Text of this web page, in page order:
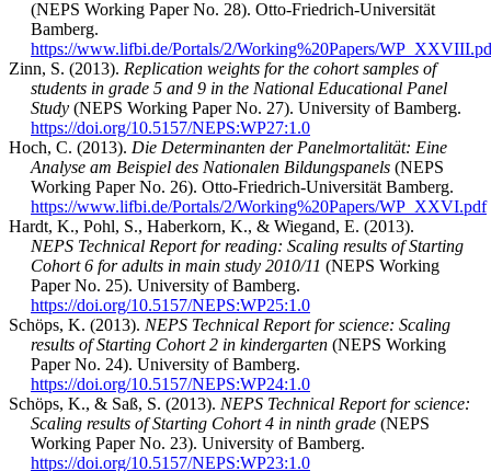
(NEPS Working Paper No. 28). Otto-Friedrich-Universität
Bamberg.
https://www.lifbi.de/Portals/2/Working%20Papers/
Zinn, S. (2013). Replication weights for the cohort samples of
students in grade 5 and 9 in the National Educational Panel
Study (NEPS Working Paper No. 27). University of Bamberg.
https://doi.org/10.5157/NEPS:WP27:1.0
Hoch, C. (2013). Die Determinanten der Panelmortalität: Eine
Analyse am Beispiel des Nationalen Bildungspanels (NEPS
Working Paper No. 26). Otto-Friedrich-Universität Bamberg.
https://www.lifbi.de/Portals/2/Working%20Papers/WP_XXVI.pdf
Hardt, K., Pohl, S., Haberkorn, K., & Wiegand, E. (2013).
NEPS Technical Report for reading: Scaling results of Starting
Cohort 6 for adults in main study 2010/11 (NEPS Working
Paper No. 25). University of Bamberg.
https://doi.org/10.5157/NEPS:WP25:1.0
Schöps, K. (2013). NEPS Technical Report for science: Scaling
results of Starting Cohort 2 in kindergarten (NEPS Working
Paper No. 24). University of Bamberg.
https://doi.org/10.5157/NEPS:WP24:1.0
Schöps, K., & Saß, S. (2013). NEPS Technical Report for science:
Scaling results of Starting Cohort 4 in ninth grade (NEPS
Working Paper No. 23). University of Bamberg.
https://doi.org/10.5157/NEPS:WP23:1.0